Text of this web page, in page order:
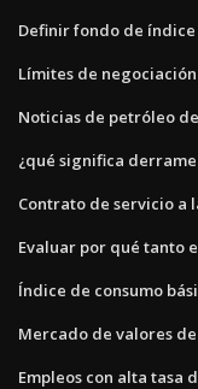
Definir fondo de
Límites de
Noticias de petróleo
¿qué significa
Contrato de servicio a
Evaluar por qué tanto
Índice de consumo
Mercado de valores
Empleos con alta tasa